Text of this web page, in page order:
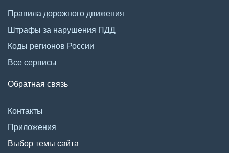
Правила дорожного движения
Штрафы за нарушения ПДД
Коды регионов России
Все сервисы
Обратная связь
Контакты
Приложения
Выбор темы сайта